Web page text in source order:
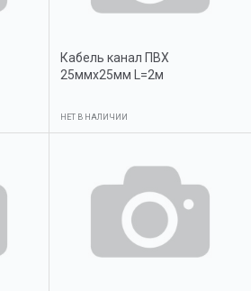
Кабель канал ПВХ
25ммх25мм L=2м
НЕТ В НАЛИЧИИ